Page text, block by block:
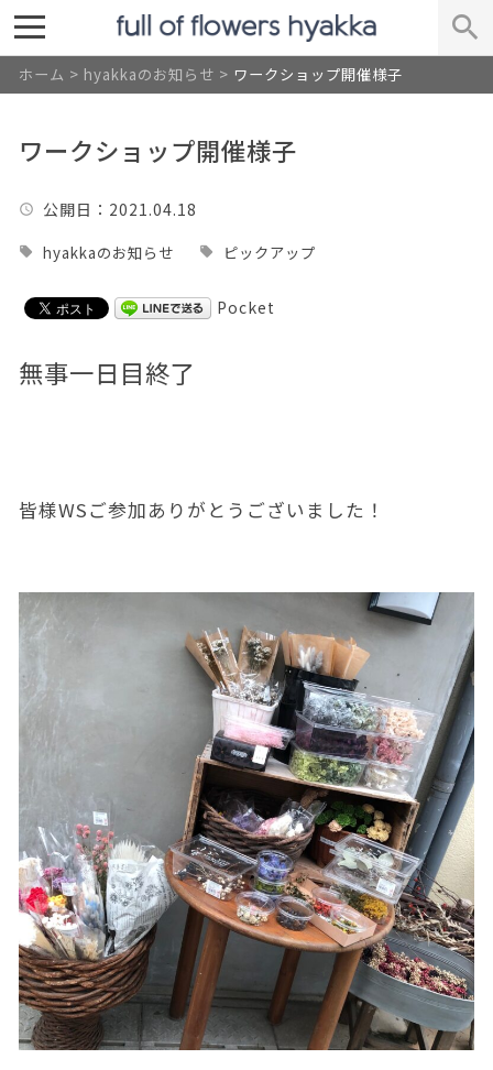
ホーム > hyakkaのお知らせ > ワークショップ開催様子
ワークショップ開催様子
公開日 ：2021.04.18
hyakkaのお知らせ ピックアップ
Pocket
無事一日目終了
皆様WSご参加ありがとうございました！